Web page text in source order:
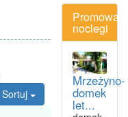
Sortuj
noclegi
Mrzeżyno-
domek
let...